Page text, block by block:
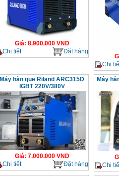
Giá: 8.900.000VND
Chi tiết
Đặt hàng
Chi
Máy hàn que Riland ARC315D
IGBT 220V/380V
Giá: 7.000.000VND
Chi tiết
Đặt hàng
Máy
Chi